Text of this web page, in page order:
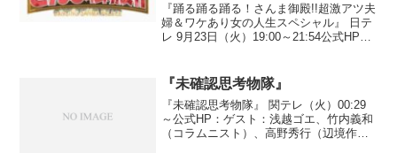
『踊る踊る踊る！さんま御殿!!超激アツ夫
婦＆ワケあり女の人生スペシャル』 日テ
レ 9月23日（火）19:00～21:54公式HP：
藤本、つるの剛士、浜口京子、ヘリョ
ン、三...
『未確認思考物隊』
『未確認思考物隊』 関テレ（火）00:29
～公式HP：ゲスト：浅越ゴエ、竹内義和
（コラムニスト）、高野秀行（辺境作